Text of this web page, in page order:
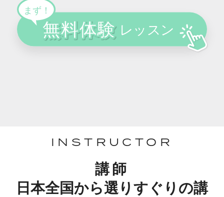
INSTRUCTOR
講師
日本全国から選りすぐりの講